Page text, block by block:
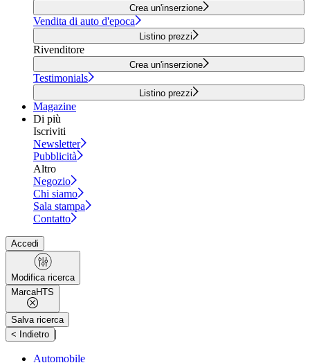
Crea un'inserzione
Vendita di auto d'epoca
Listino prezzi
Rivenditore
Crea un'inserzione
Testimonials
Listino prezzi
Magazine
Di più
Iscriviti
Newsletter
Pubblicità
Altro
Negozio
Chi siamo
Sala stampa
Contatto
Accedi
Modifica ricerca
MarcaHTS
Salva ricerca
< Indietro |
Automobile